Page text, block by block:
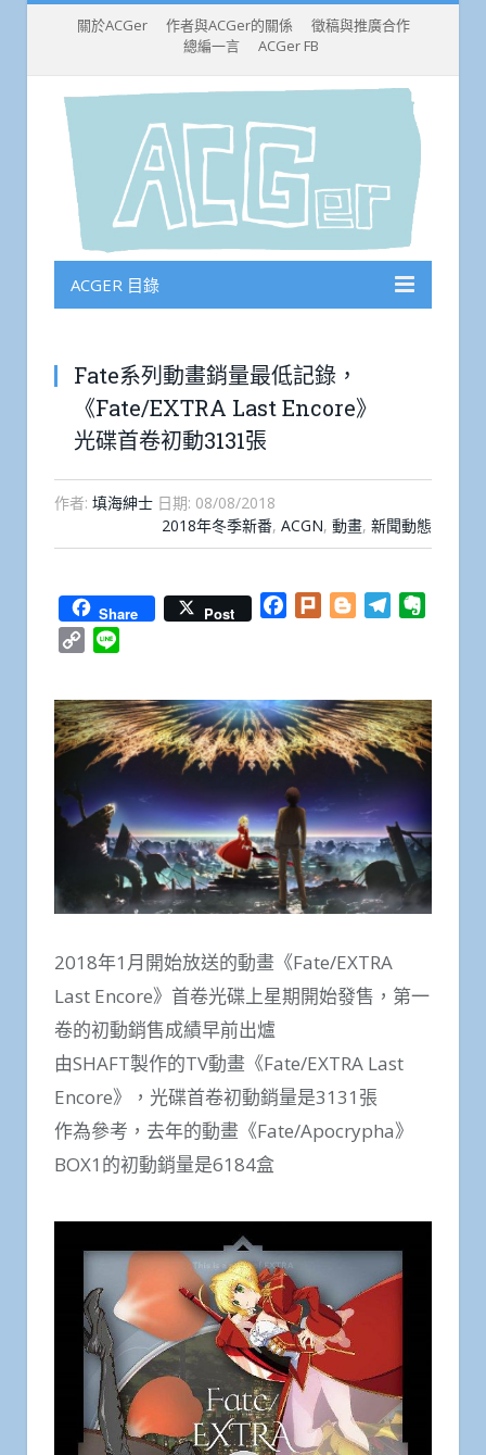
關於ACGer 作者與ACGer的關係
徵稿與推廣合作
總編一言
ACGer FB
ACGER 目錄
Fate系列動畫銷量最低記錄，
《Fate/EXTRA Last Encore》
光碟首卷初動3131張
作者: 填海紳士 日期: 08/08/2018
2018年冬季新番, ACGN, 動畫, 新聞動態
Share Post Facebook
Plurk BloggerTelegram
Copy
2018年1月開始放送的動畫《Fate/EXTRA
Last Encore》首卷光碟上星期開始發售，第一
卷的初動銷售成績早前出爐
由SHAFT製作的TV動畫《Fate/EXTRA Last
Encore》，光碟首卷初動銷量是3131張
作為參考，去年的動畫《Fate/Apocrypha》
BOX1的初動銷量是6184盒